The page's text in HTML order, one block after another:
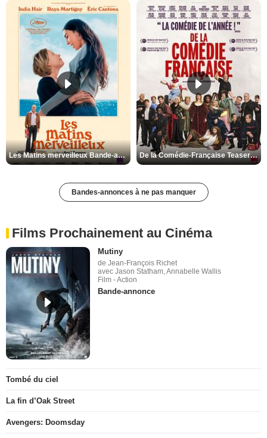
Les Matins merveilleux Bande-annonce VF De la Comédie-Française Teaser VF
Bandes-annonces à ne pas manquer
Films Prochainement au Cinéma
Mutiny
de Jean-François Richet
avec Jason Statham, Annabelle Wallis
Film - Action
Bande-annonce
Tombé du ciel
La fin d’Oak Street
Avengers: Doomsday